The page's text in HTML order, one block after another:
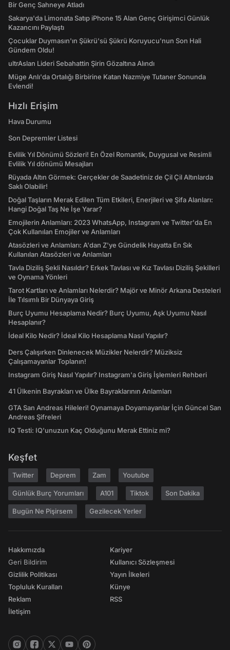
Bir Genç Sahneye Atladı
Sakarya'da Limonata Satıp iPhone 15 Alan Genç Girişimci Günlük
Kazancını Paylaştı
Çocuklar Duymasın'ın Şükrü'sü Şükrü Koruyucu'nun Son Hali
Gündem Oldu!
ultrAslan Lideri Sebahattin Şirin Gözaltına Alındı
Müge Anlı'da Ortalığı Birbirine Katan Nazmiye Tutaner Sonunda
Evlendi!
Hızlı Erişim
Hava Durumu
Son Depremler Listesi
Evlilik Yıl Dönümü Sözleri! En Özel Romantik, Duygusal ve Resimli
Evlilik Yıl dönümü Mesajları
Rüyada Altın Görmek: Gerçekler de Saadetiniz de Çil Çil Altınlarda
Saklı Olabilir!
Doğal Taşların Merak Edilen Tüm Etkileri, Enerjileri ve Şifa Alanları:
Hangi Doğal Taş Ne İşe Yarar?
Emojilerin Anlamları: 2023 WhatsApp, Instagram ve Twitter'da En
Çok Kullanılan Emojiler ve Anlamları
Atasözleri ve Anlamları: A'dan Z'ye Gündelik Hayatta En Sık
Kullanılan Atasözleri ve Anlamları
Tavla Diziliş Şekli Nasıldır? Erkek Tavlası ve Kız Tavlası Diziliş Şekilleri
ve Oynama Yönleri
Tarot Kartları ve Anlamları Nelerdir? Majör ve Minör Arkana Desteleri
İle Tılsımlı Bir Dünyaya Giriş
Burç Uyumu Hesaplama Nedir? Burç Uyumu, Aşk Uyumu Nasıl
Hesaplanır?
İdeal Kilo Nedir? İdeal Kilo Hesaplama Nasıl Yapılır?
Ders Çalışırken Dinlenecek Müzikler Nelerdir? Müziksiz
Çalışamayanlar Toplanın!
Instagram Giriş Nasıl Yapılır? Instagram'a Giriş İşlemleri Rehberi
41 Ülkenin Bayrakları ve Ülke Bayraklarının Anlamları
GTA San Andreas Hileleri! Oynamaya Doyamayanlar İçin Güncel San
Andreas Şifreleri
IQ Testi: IQ'unuzun Kaç Olduğunu Merak Ettiniz mi?
Keşfet
Twitter Deprem Zam Youtube
Günlük Burç Yorumları A101 Tiktok Son Dakika
Bugün Ne Pişirsem Gezilecek Yerler
Hakkımızda
Geri Bildirim
Gizlilik Politikası
Topluluk Kuralları
Reklam
İletişim
Kariyer
Kullanıcı Sözleşmesi
Yayın İlkeleri
Künye
RSS